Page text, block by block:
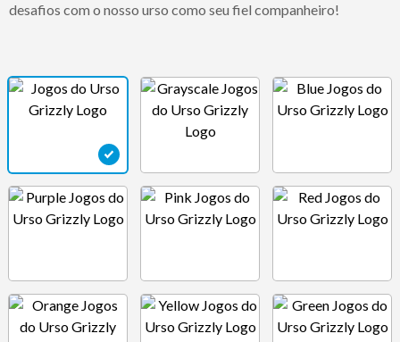
desafios com o nosso urso como seu fiel companheiro!